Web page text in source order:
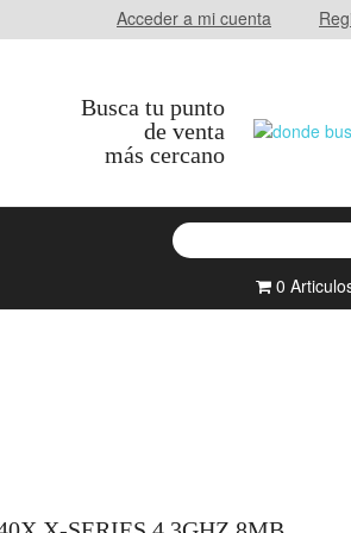
Acceder a mi cuenta
Busca tu punto
de venta
más cercano
0